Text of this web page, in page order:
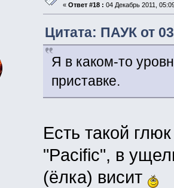
« Ответ #18 : 04 Декабрь 2011,
Цитата: ПАУК от
Я в каком-то
приставке.
Есть такой
"Pacific", в
(ёлка) висит